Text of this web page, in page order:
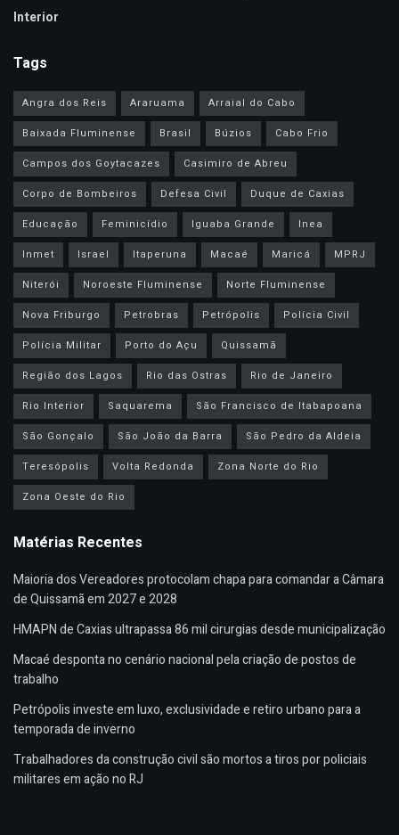
Interior
Tags
Angra dos Reis Araruama
Arraial do Cabo
Baixada Fluminense
Brasil Búzios
Cabo Frio
Campos dos Goytacazes
Casimiro de Abreu
Corpo de Bombeiros
Defesa Civil
Duque de Caxias
Educação
Feminicídio Iguaba Grande
Inea
Inmet
Israel Itaperuna Macaé Maricá
MPRJ
Niterói
Noroeste Fluminense
Norte Fluminense
Nova Friburgo
Petrobras Petrópolis
Polícia Civil
Polícia Militar
Porto do Açu
Quissamã
Região dos Lagos
Rio das Ostras
Rio de Janeiro
Rio Interior
Saquarema
São Francisco de Itabapoana
São Gonçalo
São João da Barra
São Pedro da Aldeia
Teresópolis
Volta Redonda
Zona Norte do Rio
Zona Oeste do Rio
Matérias Recentes
Maioria dos Vereadores protocolam chapa para comandar a Câmara
de Quissamã em 2027 e 2028
HMAPN de Caxias ultrapassa 86 mil cirurgias desde municipalização
Macaé desponta no cenário nacional pela criação de postos de
trabalho
Petrópolis investe em luxo, exclusividade e retiro urbano para a
temporada de inverno
Trabalhadores da construção civil são mortos a tiros por policiais
militares em ação no RJ